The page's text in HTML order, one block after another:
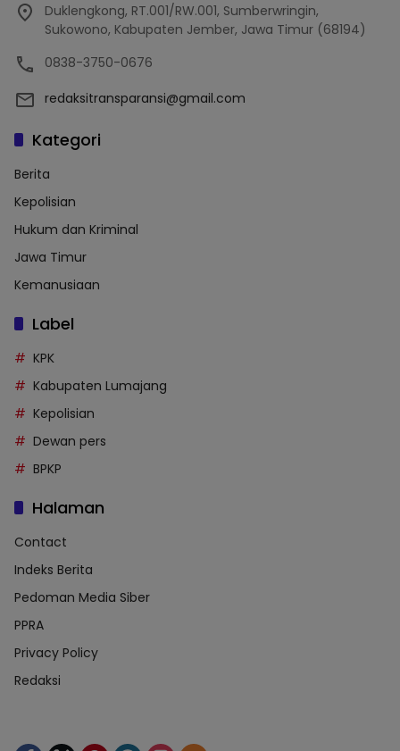
Duklengkong, RT.001/RW.001, Sumberwringin,
Sukowono, Kabupaten Jember, Jawa Timur (68194)
0838-3750-0676
redaksitransparansi@gmail.com
Kategori
Berita
Kepolisian
Hukum dan Kriminal
Jawa Timur
Kemanusiaan
Label
KPK
Kabupaten Lumajang
Kepolisian
Dewan pers
BPKP
Halaman
Contact
Indeks Berita
Pedoman Media Siber
PPRA
Privacy Policy
Redaksi